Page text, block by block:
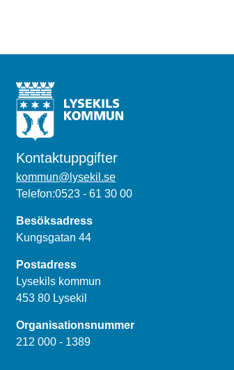
Kontaktuppgifter
kommun@lysekil.se
Telefon:0523 - 61 30 00
Besöksadress
Kungsgatan 44
Postadress
Lysekils kommun
453 80 Lysekil
Organisationsnummer
212 000 - 1389